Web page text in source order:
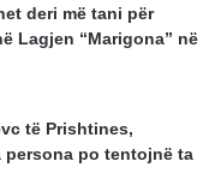
deri më tani për
Lagjen “Marigona” në
të Prishtines,
persona po tentojnë ta